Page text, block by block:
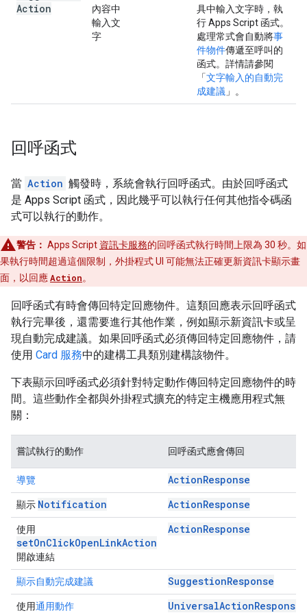
Action
內容中
輸入文
字
具中輸入文字時，執
行 Apps Script 函式。
處理常式會自動將事
件物件傳遞至呼叫的
函式。詳情請參閱
「文字輸入的自動完
成建議 」。
回呼函式
當 Action 觸發時，系統會執行回呼函式。由於回呼函式
是 Apps Script 函式，因此幾乎可以執行任何其他指令碼函
式可以執行的動作。
警告： Apps Script 資訊卡服務的回呼函式執行時間上限為 30 秒。如
果執行時間超過這個限制，外掛程式 UI 可能無法正確更新資訊卡顯示畫
面，以回應Action。
回呼函式有時會傳回特定回應物件。這類回應表示回呼函式
執行完畢後，還需要進行其他作業，例如顯示新資訊卡或呈
現自動完成建議。如果回呼函式必須傳回特定回應物件，請
使用 Card 服務中的建構工具類別建構該物件。
下表顯示回呼函式必須針對特定動作傳回特定回應物件的時
間。這些動作全都與外掛程式擴充的特定主機應用程式無
關：
嘗試執行的動作 回呼函式應會傳回
導覽 ActionResponse
顯示 Notification ActionResponse
使用
setOnClickOpenLinkAction
開啟連結
ActionResponse
顯示自動完成建議 SuggestionResponse
使用通用動作 UniversalActionResponse